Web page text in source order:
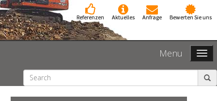
Referenzen Aktuelles Anfrage Bewerten Sie uns
Menu